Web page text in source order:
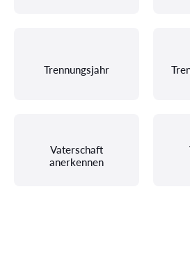
Trennungsjahr
Vaterschaft
anerkennen